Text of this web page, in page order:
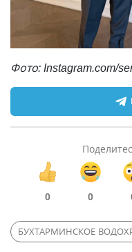
Фото: Instagram.com/
0 0
БУХТАРМИНСКОЕ